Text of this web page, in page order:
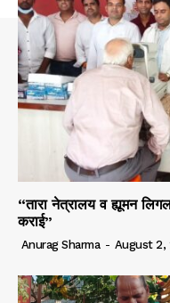
“तारा नेत्रालय व ह्यूमन
कराई”
Anurag Sharma - August 2,